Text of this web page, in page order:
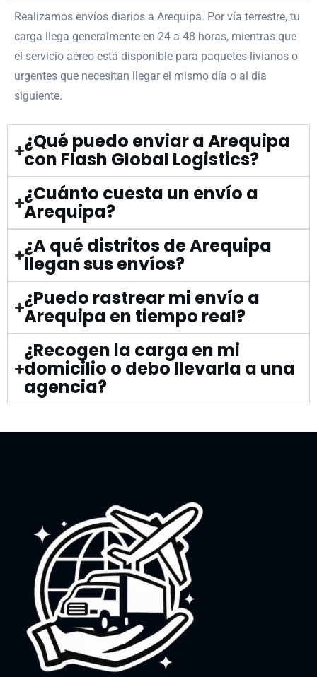
Realizamos envíos diarios a Arequipa. Por vía terrestre, tu
carga llega generalmente en 24 a 48 horas, mientras que
el servicio aéreo está disponible para paquetes livianos o
urgentes que necesitan llegar el mismo día o al día
siguiente.
¿Qué puedo enviar a Arequipa
con Flash Global Logistics?
¿Cuánto cuesta un envío a
Arequipa?
¿A qué distritos de Arequipa
llegan sus envíos?
¿Puedo rastrear mi envío a
Arequipa en tiempo real?
¿Recogen la carga en mi
domicilio o debo llevarla a una
agencia?